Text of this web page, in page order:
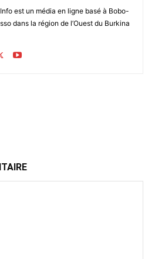
est un média en ligne basé à Bobo-
dans la région de l’Ouest du Burkina